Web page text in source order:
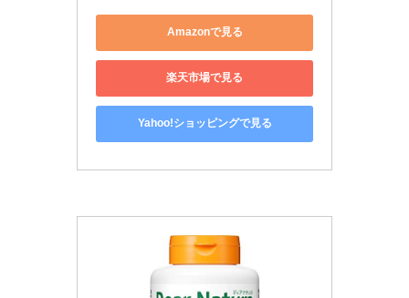
Amazonで見る
楽天市場で見る
Yahoo!ショッピングで見る